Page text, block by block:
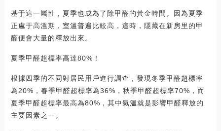
基于這一屬性，夏季也成為了除甲醛的黃金時間。因為夏季
正處于高溫期，室溫普遍比較高，這時，隱藏在新房里的甲
醛便會大量的釋放出來。
夏季甲醛超標率高達80%！
根據四季的不同對居民用戶進行調查，發現冬季甲醛超標率
為20%，春季甲醛超標率為36%，秋季甲醛超標率70%，而
夏季甲醛超標率最高為80%，其中氣溫就是影響甲醛釋放的
主要因素之一。